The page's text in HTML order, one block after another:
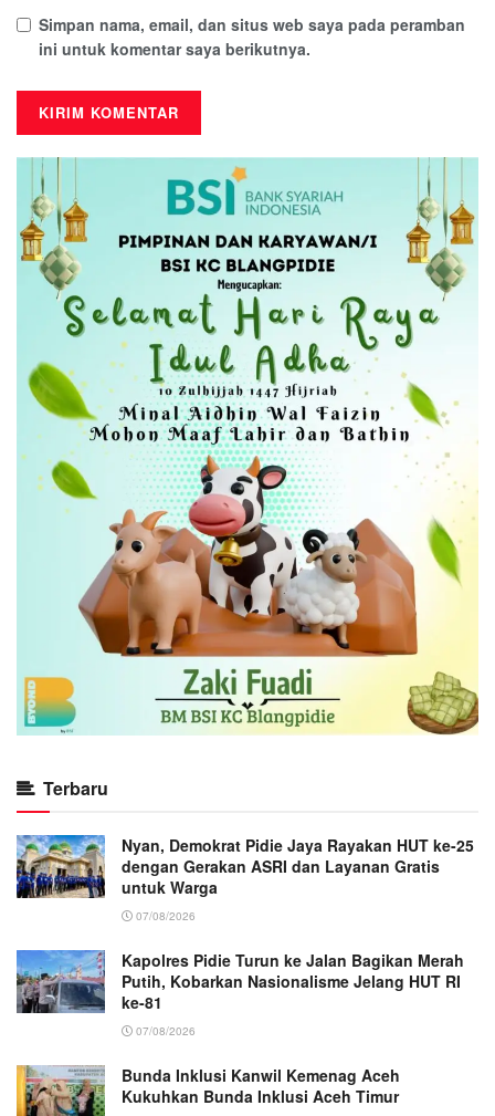
Simpan nama, email, dan situs web saya pada peramban
ini untuk komentar saya berikutnya.
Terbaru
Nyan, Demokrat Pidie Jaya Rayakan HUT ke-25
dengan Gerakan ASRI dan Layanan Gratis
untuk Warga
07/08/2026
Kapolres Pidie Turun ke Jalan Bagikan Merah
Putih, Kobarkan Nasionalisme Jelang HUT RI
ke-81
07/08/2026
Bunda Inklusi Kanwil Kemenag Aceh
Kukuhkan Bunda Inklusi Aceh Timur